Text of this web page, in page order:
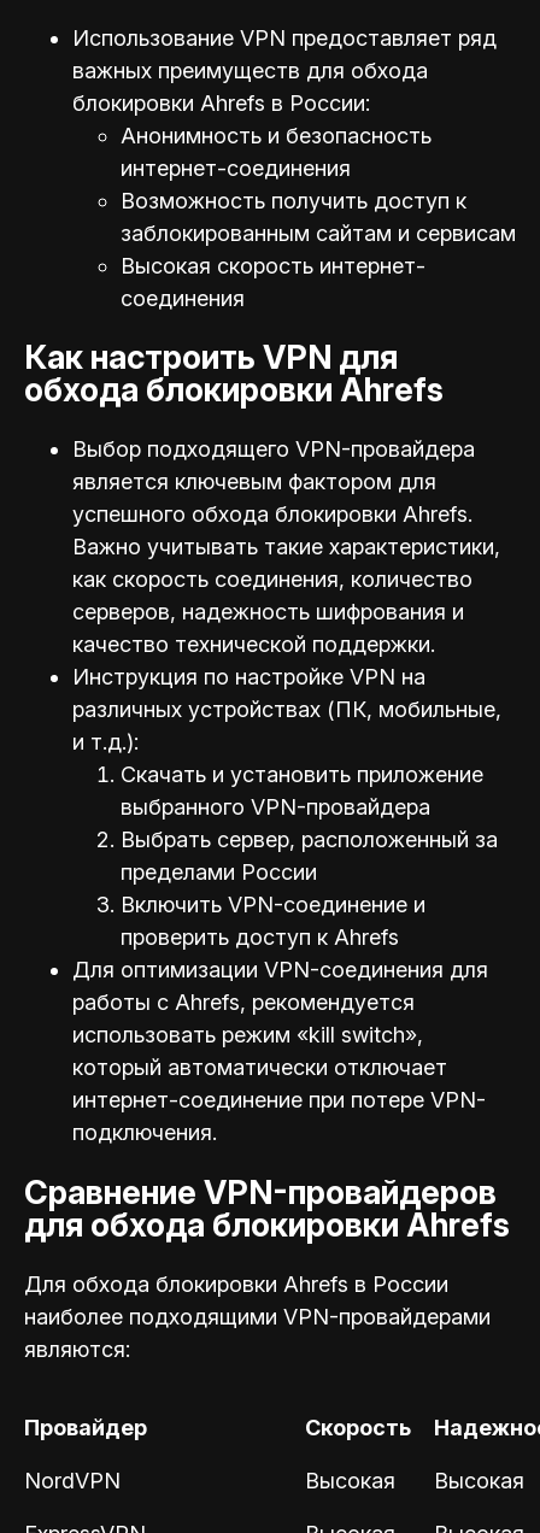
Использование VPN предоставляет ряд
важных преимуществ для обхода
блокировки Ahrefs в России:
Анонимность и безопасность
интернет-соединения
Возможность получить доступ к
заблокированным сайтам и сервисам
Высокая скорость интернет-
соединения
Как настроить VPN для
обхода блокировки Ahrefs
Выбор подходящего VPN-провайдера
является ключевым фактором для
успешного обхода блокировки Ahrefs.
Важно учитывать такие характеристики,
как скорость соединения, количество
серверов, надежность шифрования и
качество технической поддержки.
Инструкция по настройке VPN на
различных устройствах (ПК, мобильные,
и т.д.):
Скачать и установить приложение
выбранного VPN-провайдера
Выбрать сервер, расположенный за
пределами России
Включить VPN-соединение и
проверить доступ к Ahrefs
Для оптимизации VPN-соединения для
работы с Ahrefs, рекомендуется
использовать режим «kill switch»,
который автоматически отключает
интернет-соединение при потере VPN-
подключения.
Сравнение VPN-провайдеров
для обхода блокировки Ahrefs
Для обхода блокировки Ahrefs в России
наиболее подходящими VPN-провайдерами
являются:
Провайдер Скорость
NordVPN Высокая Высокая